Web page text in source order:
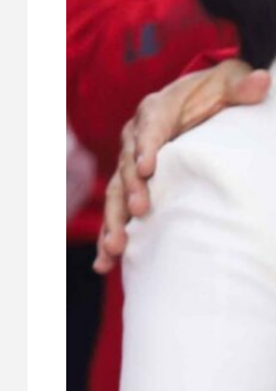
¡Diplomacia
improvisada!